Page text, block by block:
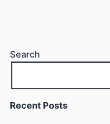
Search
Recent Posts